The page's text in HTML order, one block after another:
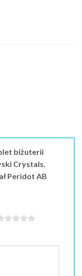
biżuterii
Crystals.
Peridot AB